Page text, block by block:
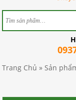
SẢN
Trang Chủ »Sản